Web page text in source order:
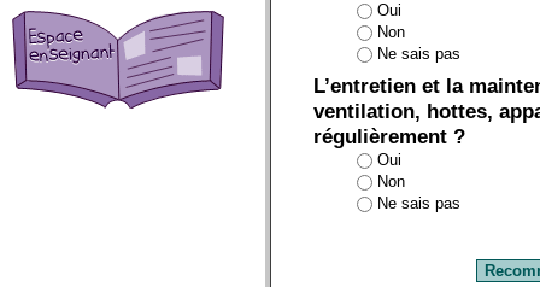
Oui
Non
Ne sais pas
L’entretien et la
ventilation, hottes,
régulièrement ?
Oui
Non
Ne sais pas